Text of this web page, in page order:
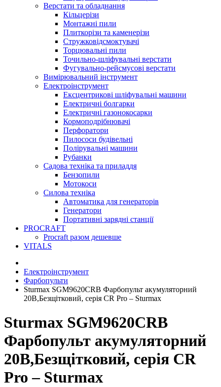
Верстати та обладнання
Кільцерізи
Монтажні пили
Плиткорізи та каменерізи
Стружковідсмоктувачі
Торцювальні пили
Точильно-шліфувальні верстати
Фугувально-рейсмусові верстати
Вимірювальний інструмент
Електроінструмент
Ексцентрикові шліфувальні машини
Електричні болгарки
Електричні газонокосарки
Кормоподрібнювачі
Перфоратори
Пилососи будівельні
Полірувальні машини
Рубанки
Садова техніка та приладдя
Бензопили
Мотокоси
Силова техніка
Автоматика для генераторів
Генератори
Портативні зарядні станції
PROCRAFT
Procraft разом дешевше
VITALS
Електроінструмент
Фарбопульти
Sturmax SGM9620CRB Фарбопульт акумуляторний
20В,Безщітковий, серія CR Pro – Sturmax
Sturmax SGM9620CRB
Фарбопульт акумуляторний
20В,Безщітковий, серія CR
Pro – Sturmax